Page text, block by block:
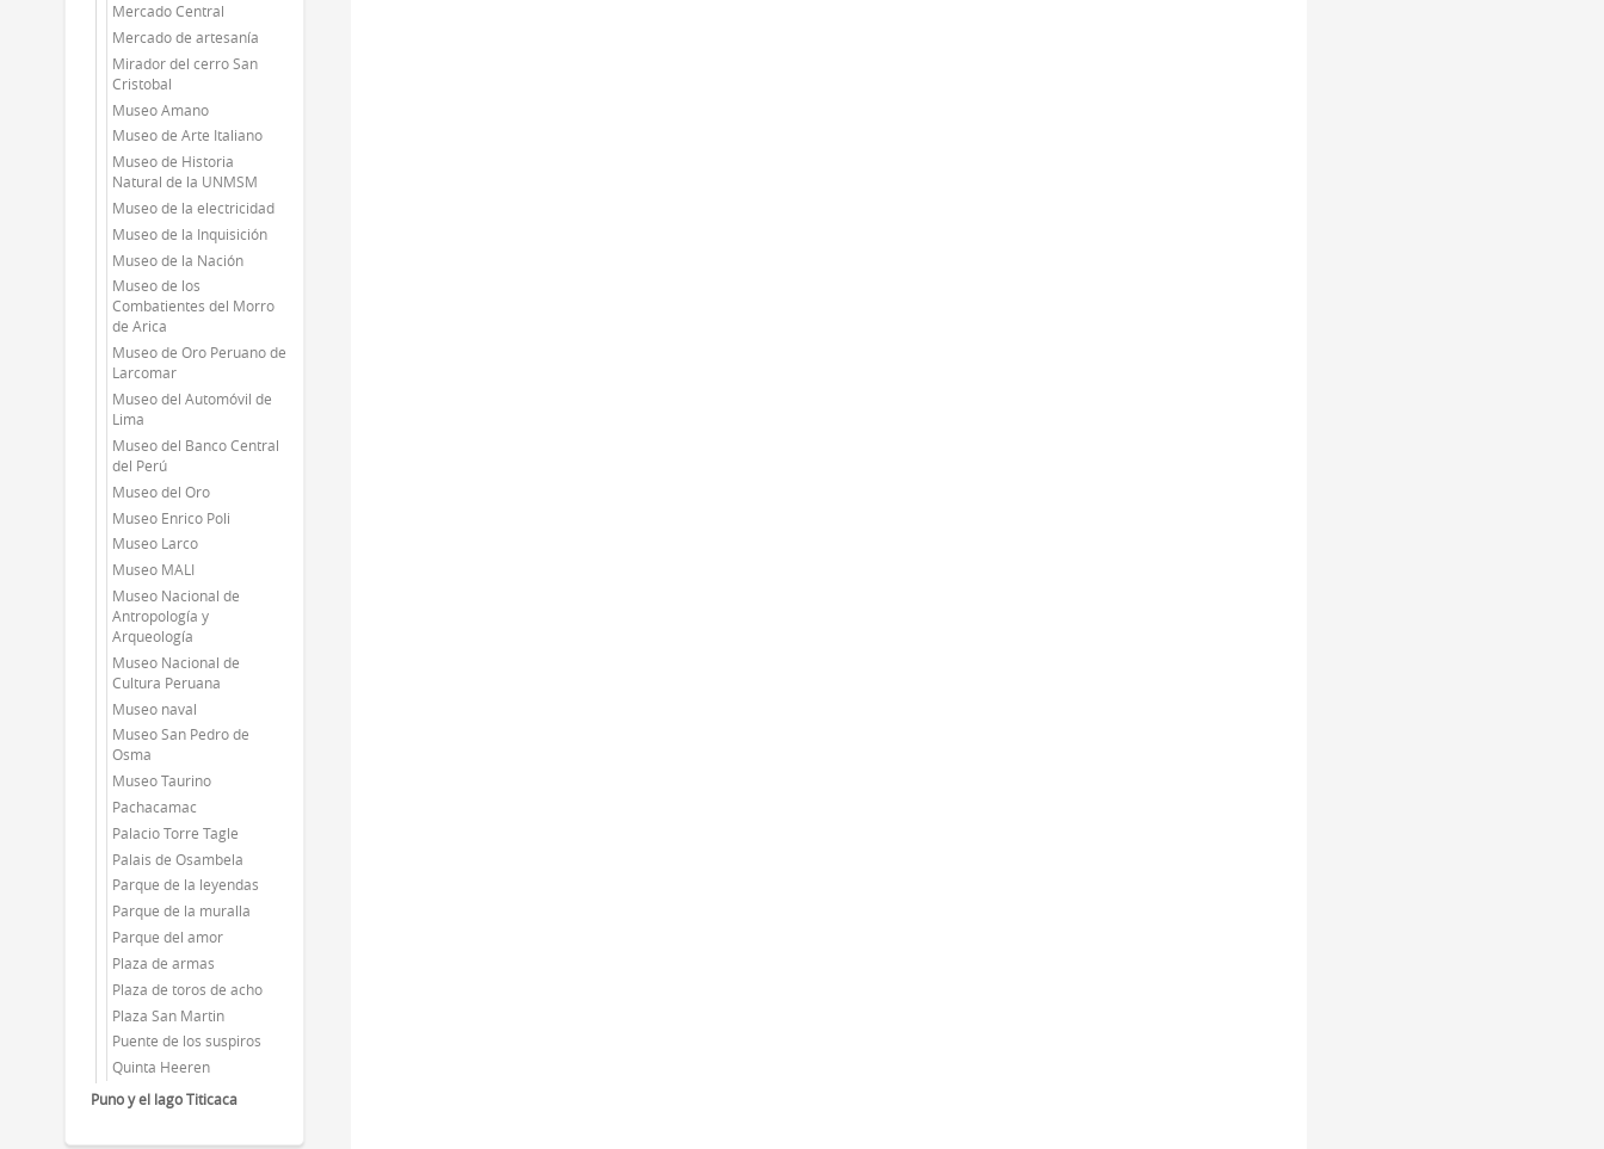
Mercado Central
Mercado de artesanía
Mirador del cerro San
Cristobal
Museo Amano
Museo de Arte Italiano
Museo de Historia
Natural de la UNMSM
Museo de la electricidad
Museo de la Inquisición
Museo de la Nación
Museo de los
Combatientes del Morro
de Arica
Museo de Oro Peruano de
Larcomar
Museo del Automóvil de
Lima
Museo del Banco Central
del Perú
Museo del Oro
Museo Enrico Poli
Museo Larco
Museo MALI
Museo Nacional de
Antropología y
Arqueología
Museo Nacional de
Cultura Peruana
Museo naval
Museo San Pedro de
Osma
Museo Taurino
Pachacamac
Palacio Torre Tagle
Palais de Osambela
Parque de la leyendas
Parque de la muralla
Parque del amor
Plaza de armas
Plaza de toros de acho
Plaza San Martin
Puente de los suspiros
Quinta Heeren
Puno y el lago Titicaca